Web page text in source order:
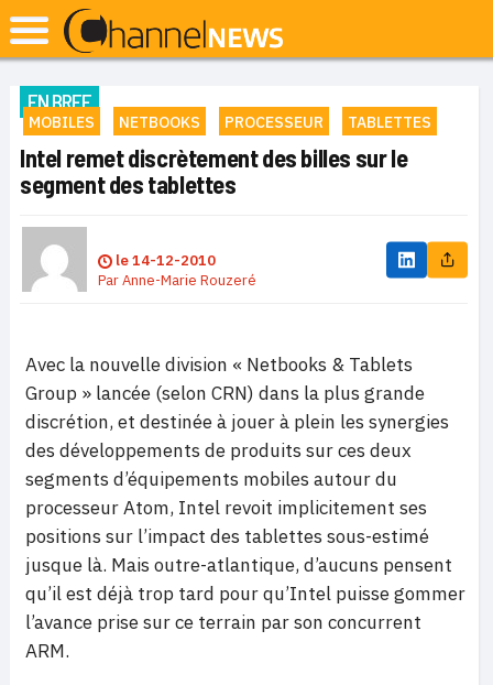
EN BREF
MOBILES NETBOOKS PROCESSEUR TABLETTES
Intel remet discrètement des billes sur le
segment des tablettes
le14-12-2010
ParAnne-Marie Rouzeré
Avec la nouvelle division « Netbooks & Tablets
Group » lancée (selon CRN) dans la plus grande
discrétion, et destinée à jouer à plein les synergies
des développements de produits sur ces deux
segments d’équipements mobiles autour du
processeur Atom, Intel revoit implicitement ses
positions sur l’impact des tablettes sous-estimé
jusque là. Mais outre-atlantique, d’aucuns pensent
qu’il est déjà trop tard pour qu’Intel puisse gommer
l’avance prise sur ce terrain par son concurrent
ARM.